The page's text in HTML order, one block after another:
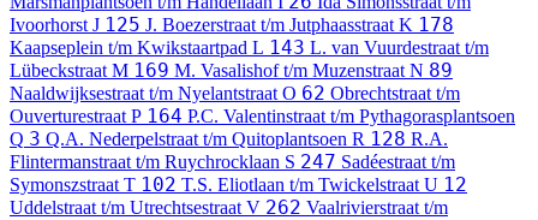
Ivoorhorst J 125 J. Boezerstraat t/m Jutphaasstraat K 178
Kaapseplein t/m Kwikstaartpad L 143 L. van Vuurdestraat t/m
Lübeckstraat M 169 M. Vasalishof t/m Muzenstraat N 89
Naaldwijksestraat t/m Nyelantstraat O 62 Obrechtstraat t/m
Ouverturestraat P 164 P.C. Valentinstraat t/m Pythagorasplantsoen
Q 3 Q.A. Nederpelstraat t/m Quitoplantsoen R 128 R.A.
Flintermanstraat t/m Ruychrocklaan S 247 Sadéestraat t/m
Symonszstraat T 102 T.S. Eliotlaan t/m Twickelstraat U 12
Uddelstraat t/m Utrechtsestraat V 262 Vaalrivierstraat t/m